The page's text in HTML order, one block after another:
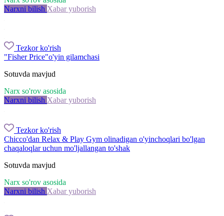
Narxni bilish Xabar yuborish
Tezkor ko'rish
"Fisher Price"o'yin gilamchasi
Sotuvda mavjud
Narx so'rov asosida
Narxni bilish Xabar yuborish
Tezkor ko'rish
Chicco'dan Relax & Play Gym olinadigan o'yinchoqlari bo'lgan
chaqaloqlar uchun mo'ljallangan to'shak
Sotuvda mavjud
Narx so'rov asosida
Narxni bilish Xabar yuborish